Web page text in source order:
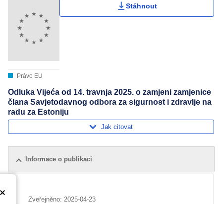
Právo EU
Stáhnout
Odluka Vijeća od 14. travnja 2025. o zamjeni zamjenice
člana Savjetodavnog odbora za sigurnost i zdravlje na
radu za Estoniju
Jak citovat
Informace o publikaci
Zveřejněno: 2025-04-23